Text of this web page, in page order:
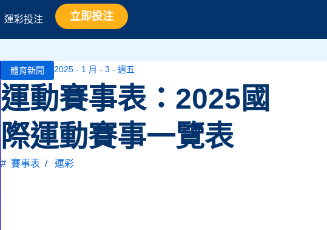
運彩投注 立即投注
體育新聞 2025 - 1 月 - 3 - 週五
運動賽事表：2025國
際運動賽事一覽表
# 賽事表 / 運彩